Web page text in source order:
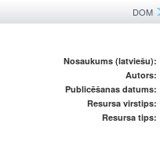
DOM
Nosaukums (latviešu):
Autors:
Publicēšanas datums:
Resursa virstips:
Resursa tips: